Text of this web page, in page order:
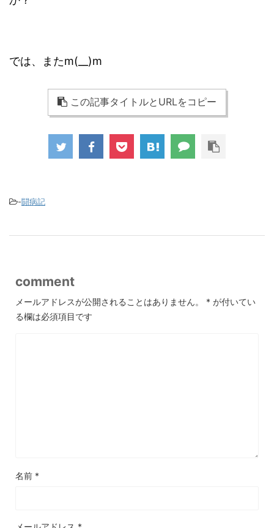
では、またm(__)m
この記事タイトルとURLをコピー
-闘病記
comment
メールアドレスが公開されることはありません。 * が付いてい
る欄は必須項目です
名前 *